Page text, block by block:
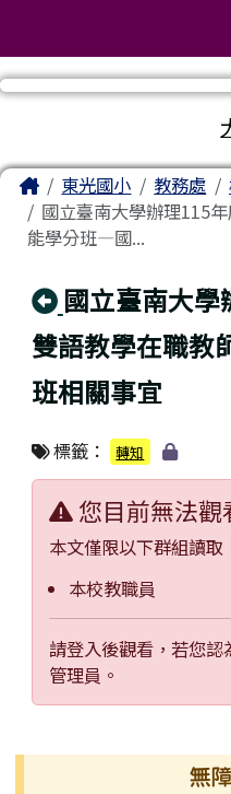
主內容區域
Home東光國小 教務處
國立臺南大學辦理115
能學分班—國...
回上頁
國立臺南大
雙語教學在職
班相關事宜
標籤： 轉知
您目前無法觀
本文僅限以下群組讀取
本校教職員
請登入後觀看，若您
管理員。
無
頁尾區域